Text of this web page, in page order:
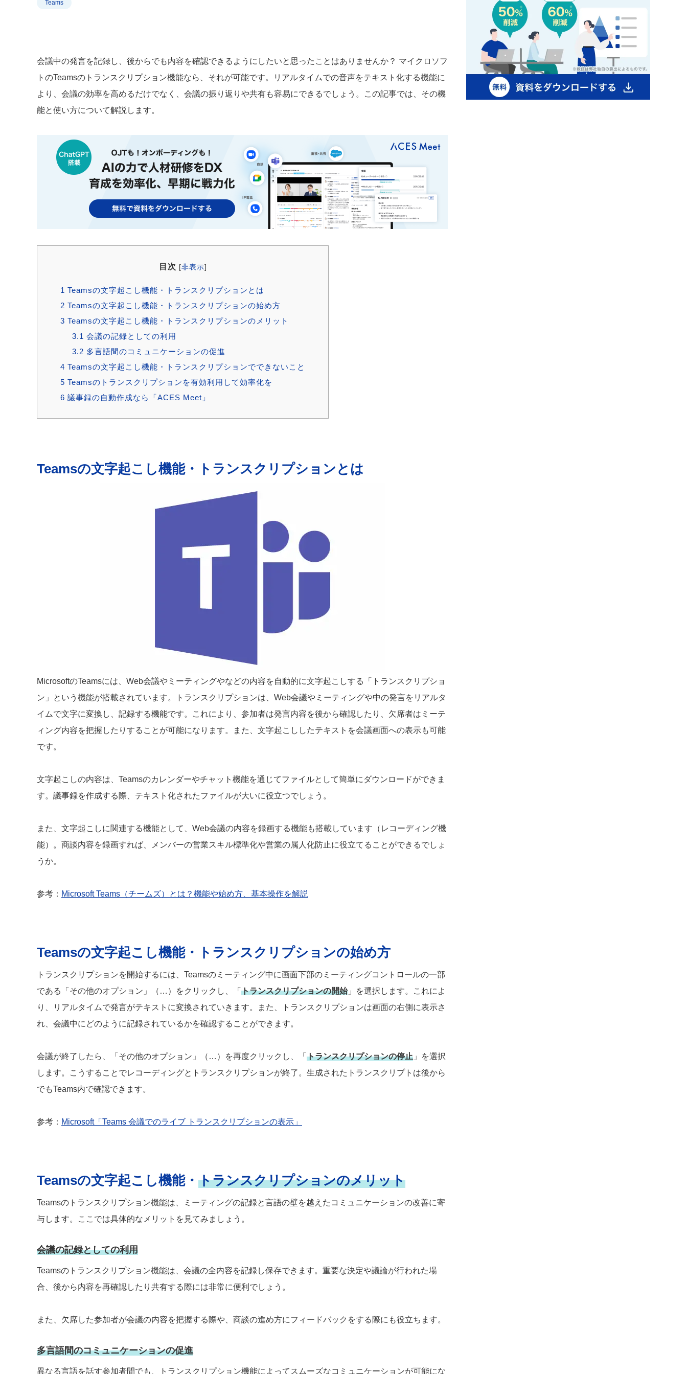
Teams
会議中の発言を記録し、後からでも内容を確認できるようにしたいと思ったことはありませんか？ マイクロソフ
トのTeamsのトランスクリプション機能なら、それが可能です。リアルタイムでの音声をテキスト化する機能に
より、会議の効率を高めるだけでなく、会議の振り返りや共有も容易にできるでしょう。この記事では、その機
能と使い方について解説します。
目次 [非表示]
1 Teamsの文字起こし機能・トランスクリプションとは
2 Teamsの文字起こし機能・トランスクリプションの始め方
3 Teamsの文字起こし機能・トランスクリプションのメリット
3.1 会議の記録としての利用
3.2 多言語間のコミュニケーションの促進
4 Teamsの文字起こし機能・トランスクリプションでできないこと
5 Teamsのトランスクリプションを有効利用して効率化を
6 議事録の自動作成なら「ACES Meet」
Teamsの文字起こし機能・トランスクリプションとは
MicrosoftのTeamsには、Web会議やミーティングやなどの内容を自動的に文字起こしする「トランスクリプショ
ン」という機能が搭載されています。トランスクリプションは、Web会議やミーティングや中の発言をリアルタ
イムで文字に変換し、記録する機能です。これにより、参加者は発言内容を後から確認したり、欠席者はミーテ
ィング内容を把握したりすることが可能になります。また、文字起こししたテキストを会議画面への表示も可能
です。
文字起こしの内容は、Teamsのカレンダーやチャット機能を通じてファイルとして簡単にダウンロードができま
す。議事録を作成する際、テキスト化されたファイルが大いに役立つでしょう。
また、文字起こしに関連する機能として、Web会議の内容を録画する機能も搭載しています（レコーディング機
能）。商談内容を録画すれば、メンバーの営業スキル標準化や営業の属人化防止に役立てることができるでしょ
うか。
参考： Microsoft Teams（チームズ）とは？機能や始め方、基本操作を解説
Teamsの文字起こし機能・トランスクリプションの始め方
トランスクリプションを開始するには、Teamsのミーティング中に画面下部のミーティングコントロールの一部
である「その他のオプション」（…）をクリックし、「 トランスクリプションの開始」を選択します。これによ
り、リアルタイムで発言がテキストに変換されていきます。また、トランスクリプションは画面の右側に表示さ
れ、会議中にどのように記録されているかを確認することができます。
会議が終了したら、「その他のオプション」（…）を再度クリックし、「 トランスクリプションの停止 」を選択
します。こうすることでレコーディングとトランスクリプションが終了。生成されたトランスクリプトは後から
でもTeams内で確認できます。
参考： Microsoft「Teams 会議でのライブ トランスクリプションの表示」
Teamsの文字起こし機能・ トランスクリプションのメリット
Teamsのトランスクリプション機能は、ミーティングの記録と言語の壁を越えたコミュニケーションの改善に寄
与します。ここでは具体的なメリットを見てみましょう。
会議の記録としての利用
Teamsのトランスクリプション機能は、会議の全内容を記録し保存できます。重要な決定や議論が行われた場
合、後から内容を再確認したり共有する際には非常に便利でしょう。
また、欠席した参加者が会議の内容を把握する際や、商談の進め方にフィードバックをする際にも役立ちます。
多言語間のコミュニケーションの促進
異なる言語を話す参加者間でも、トランスクリプション機能によってスムーズなコミュニケーションが可能にな